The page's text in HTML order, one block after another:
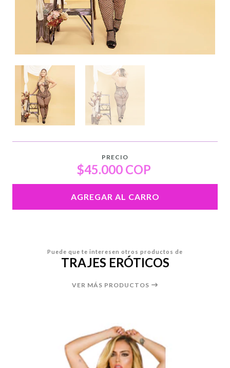
PRECIO
$45.000 COP
AGREGAR AL CARRO
Puede que te interesen otros productos de
TRAJES ERÓTICOS
VER MÁS PRODUCTOS